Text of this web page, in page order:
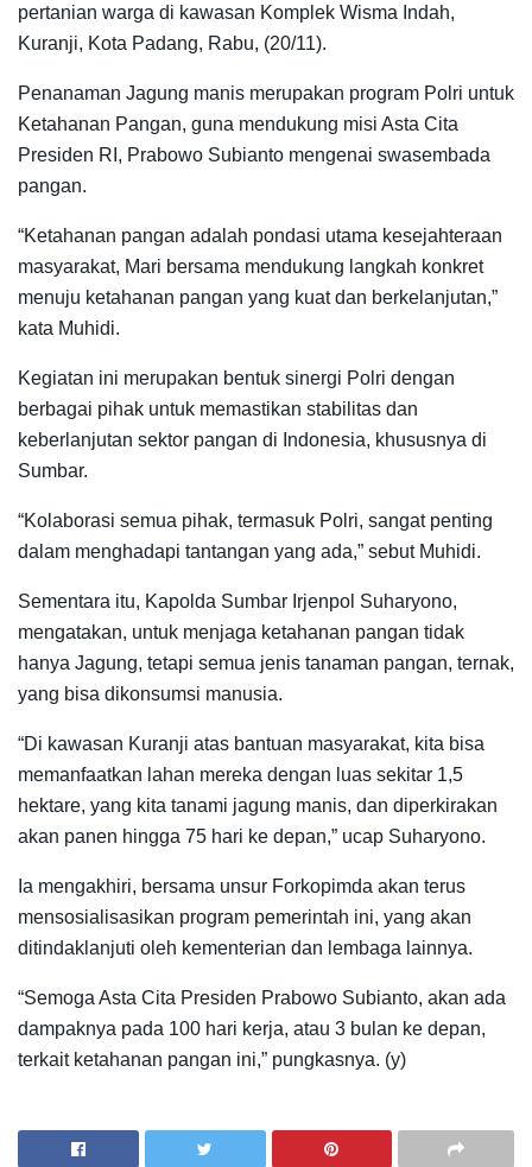
pertanian warga di kawasan Komplek Wisma Indah,
Kuranji, Kota Padang, Rabu, (20/11).
Penanaman Jagung manis merupakan program Polri untuk
Ketahanan Pangan, guna mendukung misi Asta Cita
Presiden RI, Prabowo Subianto mengenai swasembada
pangan.
“Ketahanan pangan adalah pondasi utama kesejahteraan
masyarakat, Mari bersama mendukung langkah konkret
menuju ketahanan pangan yang kuat dan berkelanjutan,”
kata Muhidi.
Kegiatan ini merupakan bentuk sinergi Polri dengan
berbagai pihak untuk memastikan stabilitas dan
keberlanjutan sektor pangan di Indonesia, khususnya di
Sumbar.
“Kolaborasi semua pihak, termasuk Polri, sangat penting
dalam menghadapi tantangan yang ada,” sebut Muhidi.
Sementara itu, Kapolda Sumbar Irjenpol Suharyono,
mengatakan, untuk menjaga ketahanan pangan tidak
hanya Jagung, tetapi semua jenis tanaman pangan, ternak,
yang bisa dikonsumsi manusia.
“Di kawasan Kuranji atas bantuan masyarakat, kita bisa
memanfaatkan lahan mereka dengan luas sekitar 1,5
hektare, yang kita tanami jagung manis, dan diperkirakan
akan panen hingga 75 hari ke depan,” ucap Suharyono.
Ia mengakhiri, bersama unsur Forkopimda akan terus
mensosialisasikan program pemerintah ini, yang akan
ditindaklanjuti oleh kementerian dan lembaga lainnya.
“Semoga Asta Cita Presiden Prabowo Subianto, akan ada
dampaknya pada 100 hari kerja, atau 3 bulan ke depan,
terkait ketahanan pangan ini,” pungkasnya. (y)